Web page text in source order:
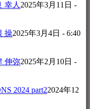
幸人2025年3月11日 -
操2025年3月4日 - 6:40
伸弥2025年2月10日 -
2024 part22024年12